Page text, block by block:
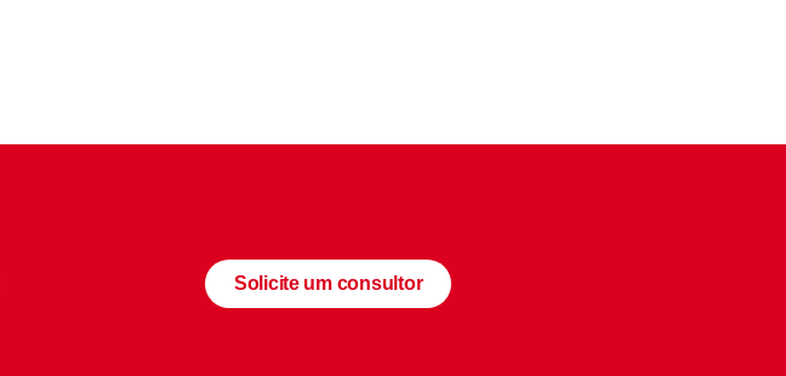
Solicite um consultor